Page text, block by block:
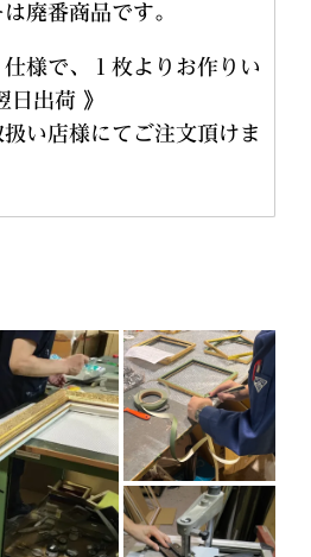
廃番商品です。
様で、１枚よりお作りい
日出荷 》
い店様にてご注文頂けま